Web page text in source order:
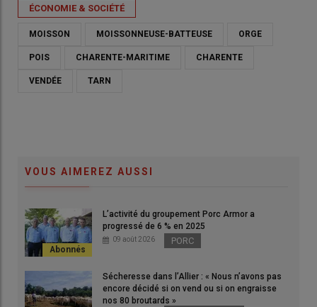
ÉCONOMIE & SOCIÉTÉ
MOISSON MOISSONNEUSE-BATTEUSE ORGE
POIS CHARENTE-MARITIME CHARENTE
VENDÉE TARN
VOUS AIMEREZ AUSSI
L’activité du groupement Porc Armor a
progressé de 6 % en 2025
09 août 2026 PORC
Sécheresse dans l’Allier : « Nous n’avons pas
encore décidé si on vend ou si on engraisse
nos 80 broutards »